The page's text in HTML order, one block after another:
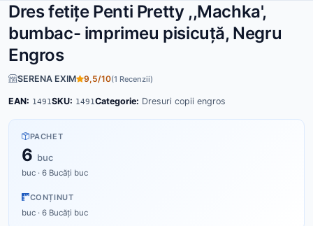
Dres fetițe Penti Pretty ,,Machka',
bumbac- imprimeu pisicuță, Negru
Engros
SERENA EXIM 9,5/10(1 Recenzii)
EAN: 1491SKU: 1491Categorie: Dresuri copii engros
PACHET
6 buc
buc · 6 Bucăți buc
CONȚINUT
buc · 6 Bucăți buc